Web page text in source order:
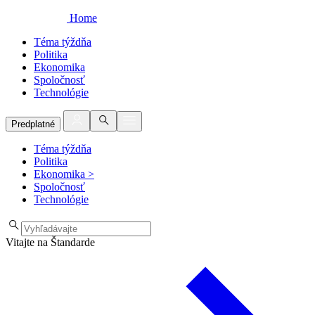
Home
Téma týždňa
Politika
Ekonomika
Spoločnosť
Technológie
Predplatné
Téma týždňa
Politika
Ekonomika >
Spoločnosť
Technológie
Vitajte na Štandarde